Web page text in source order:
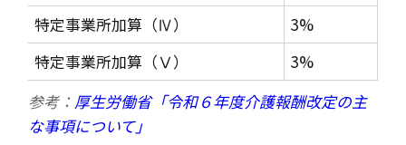
特定事業所加算（Ⅳ）
3%
特定事業所加算（Ⅴ）
3%
参考： 厚生労働省「令和６年度介護報酬改定の主
な事項について」